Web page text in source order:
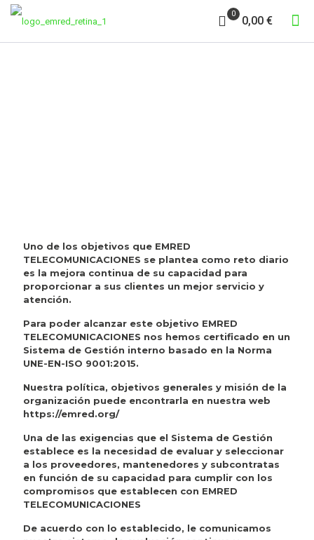
0
0,00 €
Uno de los objetivos que EMRED
TELECOMUNICACIONES se plantea como reto diario
es la mejora continua de su capacidad para
proporcionar a sus clientes un mejor servicio y
atención.
Para poder alcanzar este objetivo EMRED
TELECOMUNICACIONES nos hemos certificado en un
Sistema de Gestión interno basado en la Norma
UNE-EN-ISO 9001:2015.
Nuestra política, objetivos generales y misión de la
organización puede encontrarla en nuestra web
https://emred.org/
Una de las exigencias que el Sistema de Gestión
establece es la necesidad de evaluar y seleccionar
a los proveedores, mantenedores y subcontratas
en función de su capacidad para cumplir con los
compromisos que establecen con EMRED
TELECOMUNICACIONES
De acuerdo con lo establecido, le comunicamos